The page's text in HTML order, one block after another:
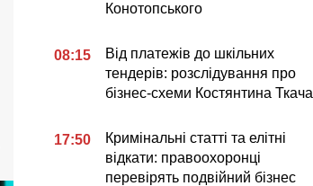
Конотопського
08:15
Від платежів до шкільних
тендерів: розслідування про
бізнес-схеми Костянтина Ткача
17:50
Кримінальні статті та елітні
відкати: правоохоронці
перевірять подвійний бізнес